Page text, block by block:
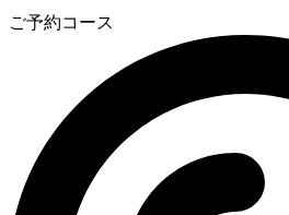
ご予約コース